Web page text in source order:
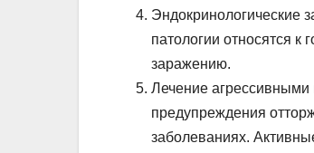
Эндокринологические
патологии относятся
заражению.
Лечение агрессивными
предупреждения
заболеваниях.